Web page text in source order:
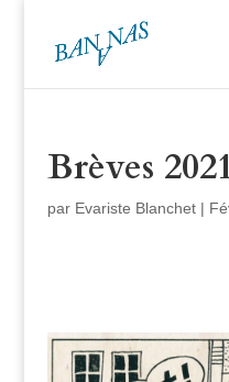
Brèves
par Evariste Blanchet|